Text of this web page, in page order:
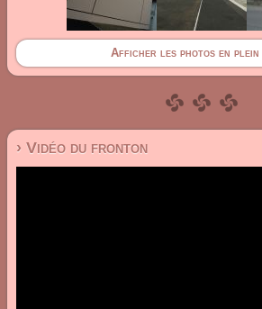
Afficher les photos en plein
› Vidéo du fronton